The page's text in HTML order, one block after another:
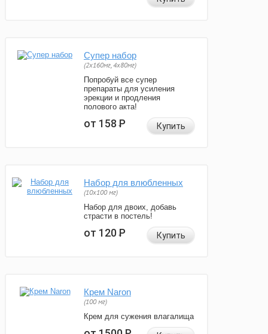
Супер набор
(2х160мг, 4х80мг)
Попробуй все супер
препараты для усиления
эрекции и продления
полового акта!
от 158Р Купить
Набор для влюбленных
(10х100 мг)
Набор для двоих, добавь
страсти в постель!
от 120Р Купить
Крем Naron
(100 мг)
Крем для сужения влагалища